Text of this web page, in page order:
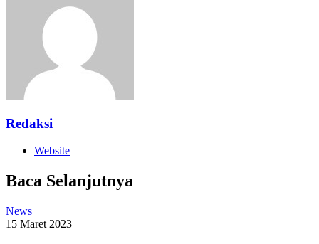
Redaksi
Website
Baca Selanjutnya
News
15 Maret 2023